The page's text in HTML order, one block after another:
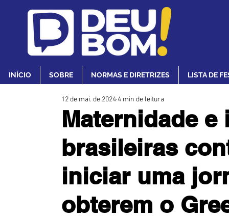
INÍCIO SOBRE NORMAS E DIRETRIZES LISTA DE
Maternidade e
brasileiras
iniciar uma
obterem o
12 de mai. de 20244 min de leitura